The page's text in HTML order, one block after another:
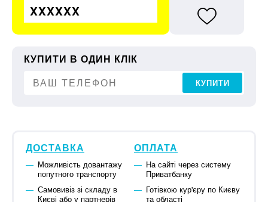
XXXXXX
КУПИТИ В ОДИН КЛІК
КУПИТИ
ДОСТАВКА
Можливість довантажу
попутного транспорту
Самовивіз зі складу в
Києві або у партнерів
ОПЛАТА
На сайті через систему
Приватбанку
Готівкою кур'єру по Києву
та області